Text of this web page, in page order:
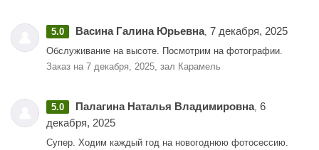
5.0 Васина Галина Юрьевна, 7 декабря, 2025
Обслуживание на высоте. Посмотрим на фотографии.
Заказ на 7 декабря, 2025, зал Карамель
5.0 Палагина Наталья Владимировна, 6
декабря, 2025
Супер. Ходим каждый год на новогоднюю фотосессию.